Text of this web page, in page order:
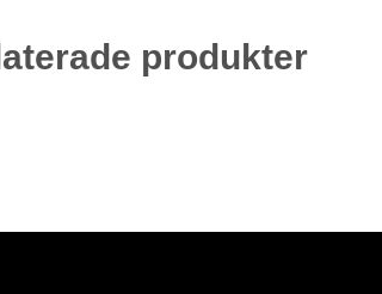
produkter